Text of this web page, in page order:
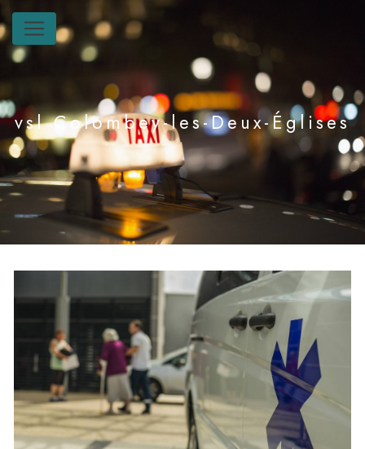
Panneau de gestion des cookies
vsl Colombey-les-Deux-Églises